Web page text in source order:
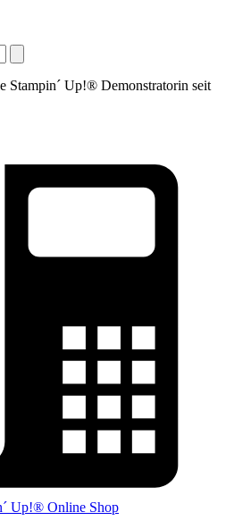
Stampin´ Up!® Demonstratorin seit
Up!® Online Shop